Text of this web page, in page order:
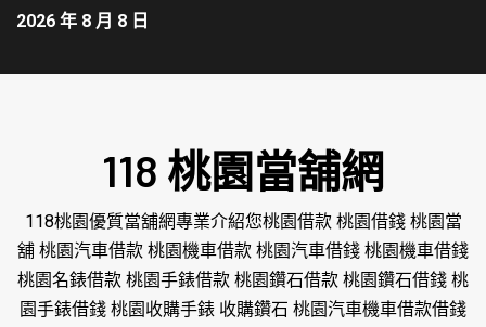
2026 年 8 月 8 日
118 桃園當舖網
118桃園優質當舖網專業介紹您桃園借款 桃園借錢 桃園當
舖 桃園汽車借款 桃園機車借款 桃園汽車借錢 桃園機車借錢
桃園名錶借款 桃園手錶借款 桃園鑽石借款 桃園鑽石借錢 桃
園手錶借錢 桃園收購手錶 收購鑽石 桃園汽車機車借款借錢